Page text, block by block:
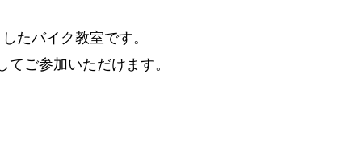
たバイク教室です。
ご参加いただけます。